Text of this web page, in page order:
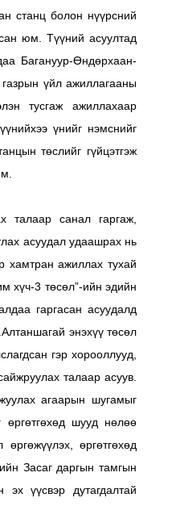
станц болон нүүрсний
юм. Түүний асуултад
Багануур-Өндөрхаан-
үйл ажиллагааны
тусгаж ажиллахаар
үнийг нэмснийг
төслийг гүйцэтгэж
талаар санал гаргаж,
асуудал удаашрах нь
хамтран ажиллах тухай
хүч-3 төсөл”-ийн эдийн
гаргасан асуудалд
энэхүү төсөл
гэр хорооллууд,
талаар асуув.
агаарын шугамыг
өргөтгөхөд шууд нөлөө
өргөтгөхөд
Засаг даргын тамгын
үүсвэр дутагдалтай